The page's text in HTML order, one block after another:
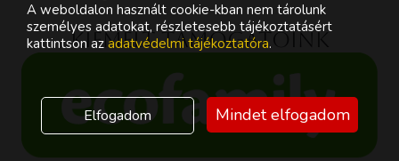
Kiemelt támogatóink
A weboldalon használt cookie-kban nem tárolunk
személyes adatokat, részletesebb tájékoztatásért
kattintson az adatvédelmi tájékoztatóra.
Elfogadom Mindet elfogadom